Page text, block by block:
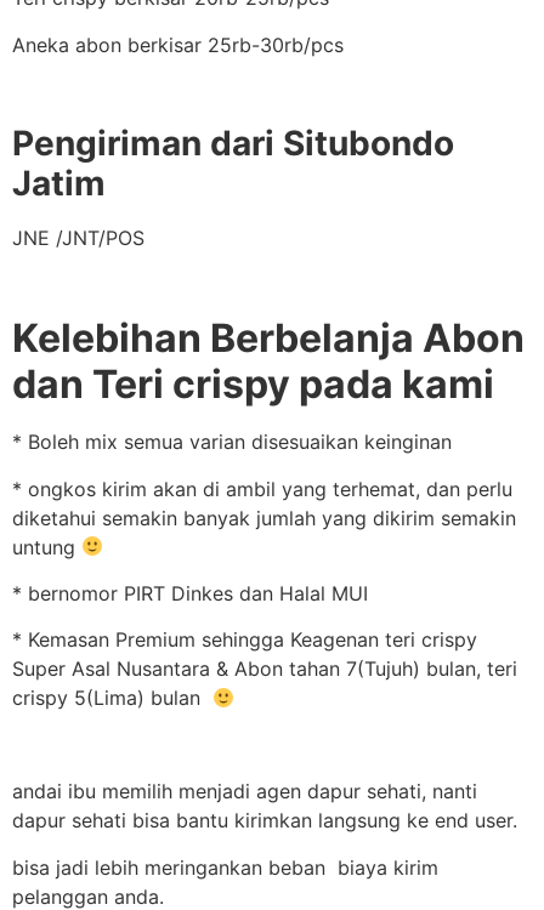
Aneka abon berkisar 25rb-30rb/pcs
Pengiriman dari Situbondo
Jatim
JNE /JNT/POS
Kelebihan Berbelanja Abon
dan Teri crispy pada kami
* Boleh mix semua varian disesuaikan keinginan
* ongkos kirim akan di ambil yang terhemat, dan perlu
diketahui semakin banyak jumlah yang dikirim semakin
untung
* bernomor PIRT Dinkes dan Halal MUI
* Kemasan Premium sehingga Keagenan teri crispy
Super Asal Nusantara & Abon tahan 7(Tujuh) bulan, teri
crispy 5(Lima) bulan
andai ibu memilih menjadi agen dapur sehati, nanti
dapur sehati bisa bantu kirimkan langsung ke end user.
bisa jadi lebih meringankan beban biaya kirim
pelanggan anda.